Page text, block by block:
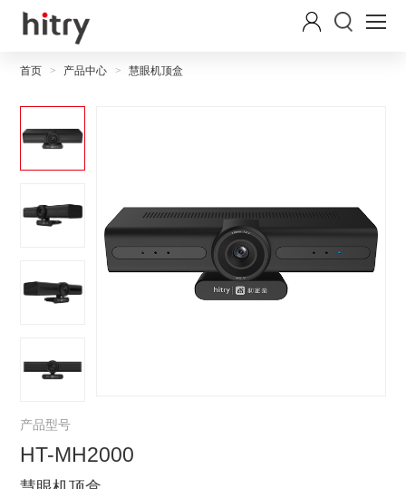
首页 > 产品中心 > 慧眼机顶盒
产品型号
HT-MH2000